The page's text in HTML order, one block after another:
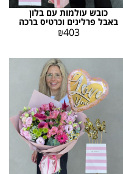
כובש עולמות עם בלון
באבל פרלינים וכרטיס ברכה
₪403